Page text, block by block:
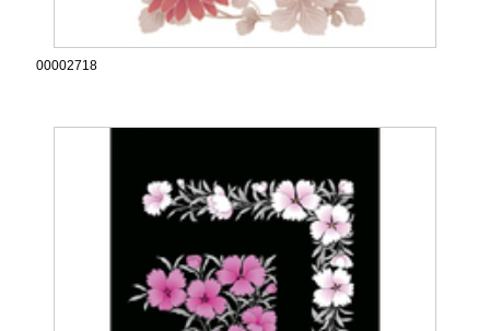
00002718